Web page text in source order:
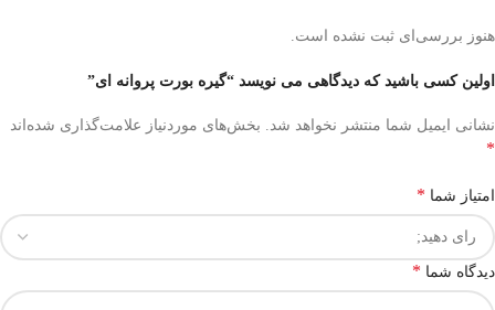
هنوز بررسی‌ای ثبت نشده است.
اولین کسی باشید که دیدگاهی می نویسد “گیره بورت پروانه ای”
نشانی ایمیل شما منتشر نخواهد شد. بخش‌های موردنیاز علامت‌گذاری شده‌اند
*
امتیاز شما *
دیدگاه شما *